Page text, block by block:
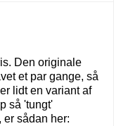
Den originale
et par gange, så
lidt en variant af
så 'tungt'
er sådan her: